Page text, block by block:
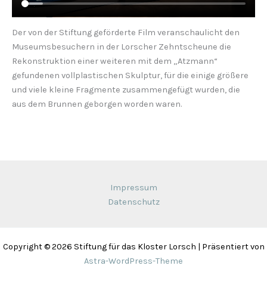
Der von der Stiftung geförderte Film veranschaulicht den
Museumsbesuchern in der Lorscher Zehntscheune die
Rekonstruktion einer weiteren mit dem „Atzmann“
gefundenen vollplastischen Skulptur, für die einige größere
und viele kleine Fragmente zusammengefügt wurden, die
aus dem Brunnen geborgen worden waren.
Impressum
Datenschutz
Copyright © 2026 Stiftung für das Kloster Lorsch | Präsentiert von
Astra-WordPress-Theme